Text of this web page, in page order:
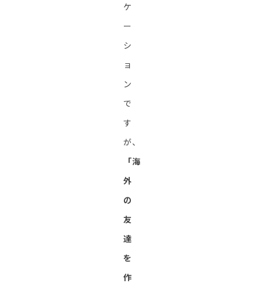
ケ
ー
シ
ョ
ン
で
す
が、
「海
外
の
友
達
を
作